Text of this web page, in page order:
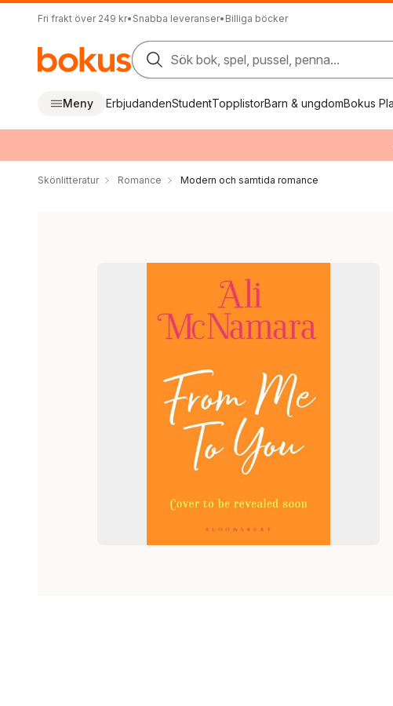
Fri frakt över 249 kr• Snabba leveranser• Billiga böcker
Sök bok, spel, pussel, penna...
Meny ErbjudandenStudentTopplistorBarn & ungdomBokus
Skönlitteratur Romance Modern och samtida romance